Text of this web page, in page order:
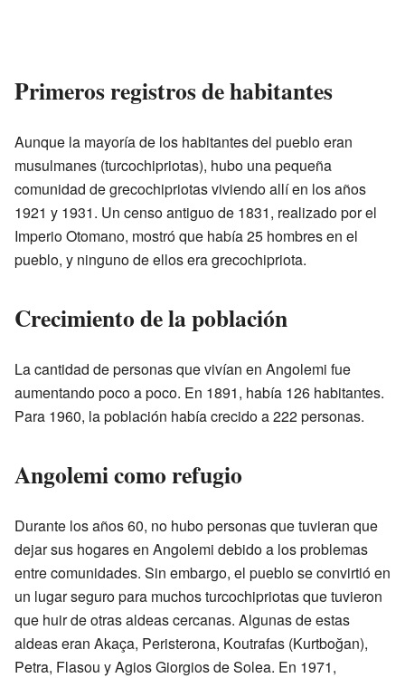
Primeros registros de habitantes
Aunque la mayoría de los habitantes del pueblo eran
musulmanes (turcochipriotas), hubo una pequeña
comunidad de grecochipriotas viviendo allí en los años
1921 y 1931. Un censo antiguo de 1831, realizado por el
Imperio Otomano, mostró que había 25 hombres en el
pueblo, y ninguno de ellos era grecochipriota.
Crecimiento de la población
La cantidad de personas que vivían en Angolemi fue
aumentando poco a poco. En 1891, había 126 habitantes.
Para 1960, la población había crecido a 222 personas.
Angolemi como refugio
Durante los años 60, no hubo personas que tuvieran que
dejar sus hogares en Angolemi debido a los problemas
entre comunidades. Sin embargo, el pueblo se convirtió en
un lugar seguro para muchos turcochipriotas que tuvieron
que huir de otras aldeas cercanas. Algunas de estas
aldeas eran Akaça, Peristerona, Koutrafas (Kurtboğan),
Petra, Flasou y Agios Giorgios de Solea. En 1971,